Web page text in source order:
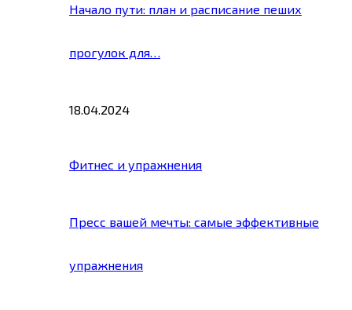
Начало пути: план и расписание пеших
прогулок для…
18.04.2024
Фитнес и упражнения
Пресс вашей мечты: самые эффективные
упражнения